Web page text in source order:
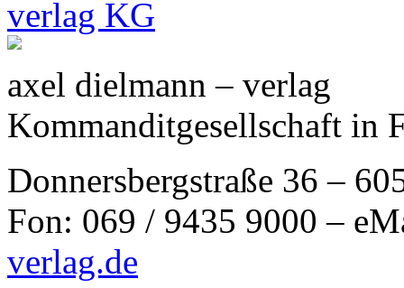
axel dielmann – verlag
Kommanditgesellschaft in
Donnersbergstraße 36 –
Fon: 069 / 9435 9000 –
verlag.de